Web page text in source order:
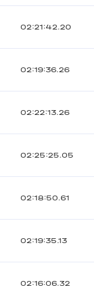
02:21:42.20
02:19:36.26
02:22:13.26
02:25:25.05
02:18:50.61
02:19:35.13
02:16:06.32